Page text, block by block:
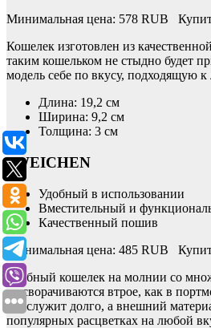
Минимальная цена: 578 RUB
Кошелек изготовлен из
таким кошельком не стыдно будет
модель себе по вкусу, подходящую
Длина: 19,2 см
Ширина: 9,2 см
Толщина: 3 см
6WEICHEN
Удобный в использовании
Вместительный и
Качественный пошив
Минимальная цена: 485 RUB
Удобный кошелек на молнии со
не сворачиваются втрое, как в
прослужит долго, а внешний
популярных расцветках на любой